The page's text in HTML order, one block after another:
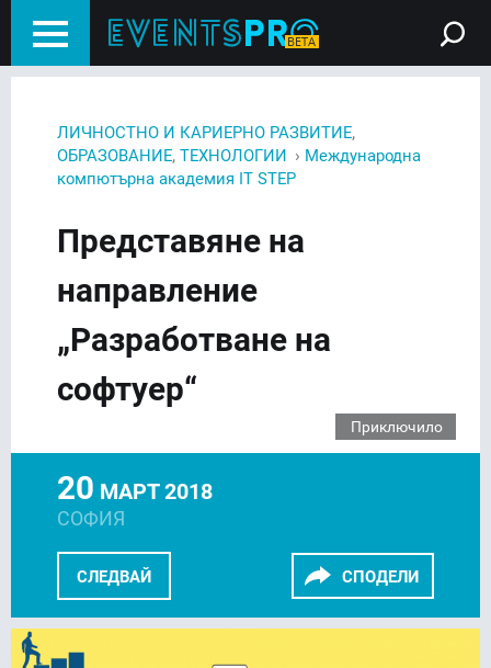
ЛИЧНОСТНО И КАРИЕРНО РАЗВИТИЕ,
ОБРАЗОВАНИЕ, ТЕХНОЛОГИИ › Международна
компютърна академия IT STEP
Представяне на
направление
„Разработване на
софтуер“
Приключило
СЛЕДВАЙ СПОДЕЛИ
20 МАРТ 2018
СОФИЯ